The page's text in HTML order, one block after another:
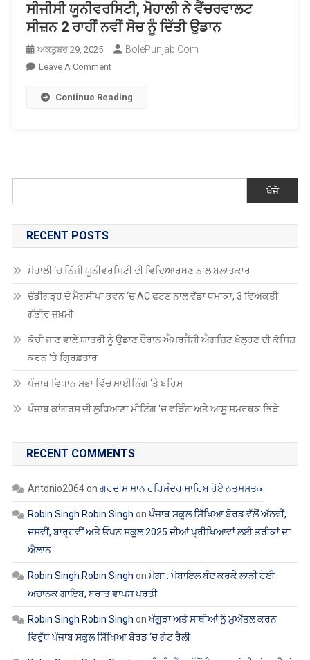
ਸੀਜੀਸੀ ਯੂਨੀਵਰਸਿਟੀ, ਮੋਹਾਲੀ ਨੇ ਵੈਂਚਰਵਾਲਟ
ਸੀਜ਼ਨ 2 ਰਾਹੀਂ ਨਵੀਂ ਸੋਚ ਨੂੰ ਦਿੱਤੀ ਉਡਾਨ
ਅਕਤੂਬਰ 29, 2025 BolePunjab.com
Leave A CommentOn
ਯੂਨੀਵਰਸਿਟੀ,
2
ਸੋਚ
ਉਡਾਨ
Continue Reading
ਖੋਜੋ
RECENT POSTS
ਮੋਹਾਲੀ ‘ਚ ਨਿੱਜੀ ਯੂਨੀਵਰਸਿਟੀ ਦੀ ਵਿਦਿਆਰਥਣ ਨਾਲ ਬਲਾਤਕਾਰ
ਚੰਡੀਗੜ੍ਹ ਦੇ ਮੈਗਸੀਪਾ ਭਵਨ ‘ਚ AC ਫਟਣ ਨਾਲ ਵੱਡਾ ਧਮਾਕਾ, 3 ਵਿਅਕਤੀ
ਗੰਭੀਰ ਜ਼ਖ਼ਮੀ
ਕੋਚੀ ਜਾਣ ਵਾਲੇ ਯਾਤਰੀ ਨੂੰ ਉਡਾਣ ਦੌਰਾਨ ਐਮਰਜੈਂਸੀ ਐਗਜ਼ਿਟ ਖੋਲ੍ਹਣ ਦੀ ਕੋਸ਼ਿਸ਼
ਕਰਨ ‘ਤੇ ਗ੍ਰਿਫ਼ਤਾਰ
ਪੰਜਾਬ ਵਿਧਾਨ ਸਭਾ ਵਿੱਚ ਮਾਈਨਿੰਗ ‘ਤੇ ਬਹਿਸ
ਪੰਜਾਬ ਕਾਂਗਰਸ ਦੀ ਲੁਧਿਆਣਾ ਮੀਟਿੰਗ ‘ਚ ਵੜਿੰਗ ਅਤੇ ਆਸ਼ੂ ਸਮਰਥਕ ਭਿੜੇ
RECENT COMMENTS
Antonio2064on ਗੁਰਦਾਸ ਮਾਨ ਹਰਿਮੰਦਰ ਸਾਹਿਬ ਹੋਏ ਨਤਮਸਤਕ
Robin Singh Robin Singh onਪੰਜਾਬ ਸਕੂਲ ਸਿੱਖਿਆ ਬੋਰਡ ਵੱਲੋਂ ਅੱਠਵੀਂ,
ਦਸਵੀਂ, ਬਾਰ੍ਹਵੀਂ ਅਤੇ ਓਪਨ ਸਕੂਲ 2025 ਦੀਆਂ ਪ੍ਰੀਖਿਆਵਾਂ ਲਈ ਤਰੀਕਾਂ ਦਾ
ਐਲਾਨ
Robin Singh Robin Singh on ਮੋਗਾ : ਮੋਬਾਇਲ ਬੰਦ ਕਰਕੇ ਲਾੜੀ ਹੋਈ
ਅਚਾਨਕ ਗਾਇਬ, ਬਰਾਤ ਵਾਪਸ ਪਰਤੀ
Robin Singh Robin Singh onਖੰਗੂੜਾ ਅਤੇ ਸਾਥੀਆਂ ਨੂੰ ਮੁਅੱਤਲ ਕਰਨ
ਵਿਰੁੱਧ ਪੰਜਾਬ ਸਕੂਲ ਸਿੱਖਿਆ ਬੋਰਡ ‘ਚ ਗੇਟ ਰੈਲੀ